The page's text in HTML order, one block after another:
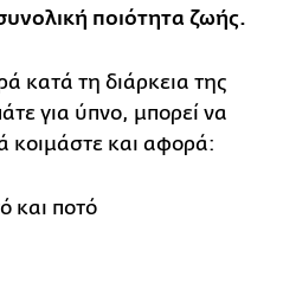
ποιότητα ζωής.
κατά τη διάρκεια της
για ύπνο, μπορεί να
κοιμάστε και αφορά:
και ποτό